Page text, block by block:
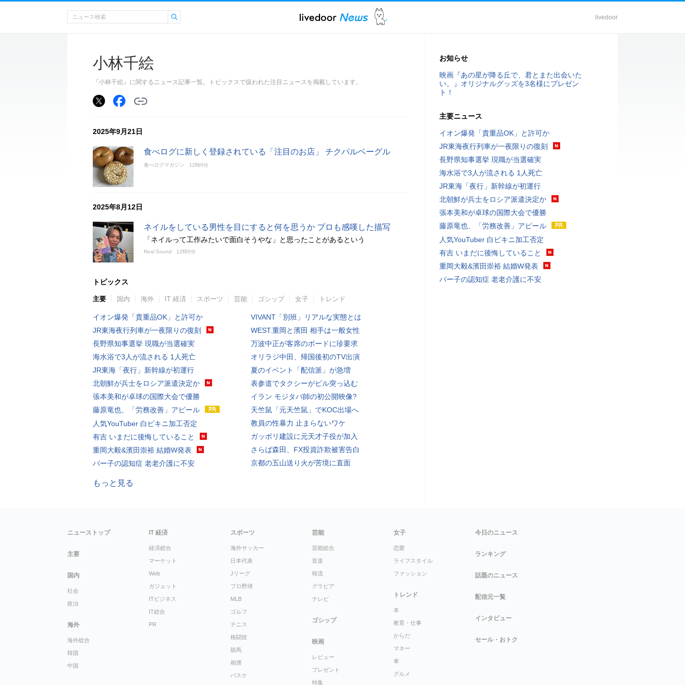
livedoor
小林千絵
『小林千絵』に関するニュース記事一覧。トピックスで扱われた注目ニュースを掲載しています。
2025年9月21日
食べログに新しく登録されている「注目のお店」 チクパルベーグル
食べログマガジン 12時0分
2025年8月12日
ネイルをしている男性を目にすると何を思うか プロも感嘆した描写
「ネイルって工作みたいで面白そうやな」と思ったことがあるという
Real Sound 12時0分
トピックス
主要 国内 海外 IT 経済 スポーツ 芸能 ゴシップ 女子 トレンド
イオン爆発「貴重品OK」と許可か
JR東海夜行列車が一夜限りの復刻
長野県知事選挙 現職が当選確実
海水浴で3人が流される 1人死亡
JR東海「夜行」新幹線が初運行
北朝鮮が兵士をロシア派遣決定か
張本美和が卓球の国際大会で優勝
藤原竜也、「労務改善」アピール
人気YouTuber 白ビキニ加工否定
有吉 いまだに後悔していること
重岡大毅&濱田崇裕 結婚W発表
パー子の認知症 老老介護に不安
VIVANT「別班」リアルな実態とは
WEST.重岡と濱田 相手は一般女性
万波中正が客席のボードに珍要求
オリラジ中田、帰国後初のTV出演
夏のイベント「配信派」が急増
表参道でタクシーがビル突っ込む
イラン モジタバ師の初公開映像?
天竺鼠「元天竺鼠」でKOC出場へ
教員の性暴力 止まらないワケ
ガッポリ建設に元天才子役が加入
さらば森田、FX投資詐欺被害告白
京都の五山送り火が苦境に直面
もっと見る
お知らせ
映画『あの星が降る丘で、君とまた出会いた
い。』オリジナルグッズを3名様にプレゼン
ト！
主要ニュース
イオン爆発「貴重品OK」と許可か
JR東海夜行列車が一夜限りの復刻
長野県知事選挙 現職が当選確実
海水浴で3人が流される 1人死亡
JR東海「夜行」新幹線が初運行
北朝鮮が兵士をロシア派遣決定か
張本美和が卓球の国際大会で優勝
藤原竜也、「労務改善」アピール
人気YouTuber 白ビキニ加工否定
有吉 いまだに後悔していること
重岡大毅&濱田崇裕 結婚W発表
パー子の認知症 老老介護に不安
ニューストップ
主要
国内
社会
政治
海外
海外総合
韓国
中国
IT 経済
経済総合
マーケット
Web
ガジェット
ITビジネス
IT総合
PR
スポーツ
海外サッカー
日本代表
Jリーグ
プロ野球
MLB
ゴルフ
テニス
格闘技
競馬
相撲
バスケ
芸能
芸能総合
音楽
韓流
グラビア
テレビ
ゴシップ
映画
レビュー
プレゼント
特集
女子
恋愛
ライフスタイル
ファッション
トレンド
本
教育・仕事
からだ
マネー
車
グルメ
今日のニュース
ランキング
話題のニュース
配信元一覧
インタビュー
セール・おトク